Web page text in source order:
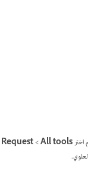
All tools
>‏
Request